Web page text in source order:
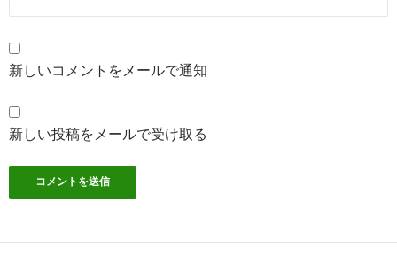
新しいコメントをメールで通知
新しい投稿をメールで受け取る